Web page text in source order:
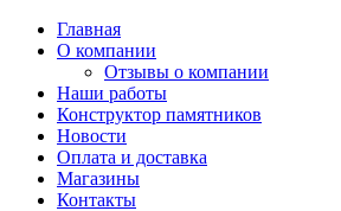
Главная
О компании
Отзывы о компании
Наши работы
Конструктор памятников
Новости
Оплата и доставка
Магазины
Контакты